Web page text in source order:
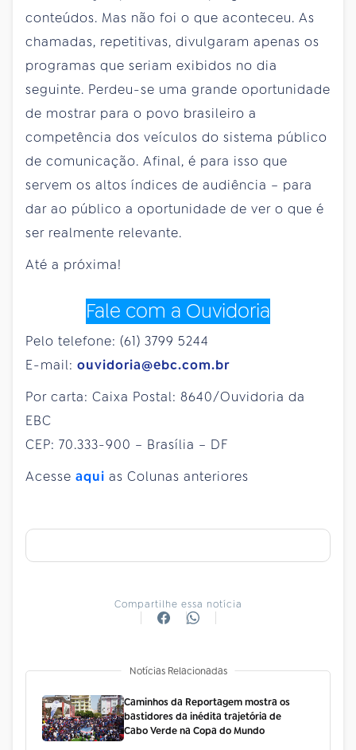
conteúdos. Mas não foi o que aconteceu. As
chamadas, repetitivas, divulgaram apenas os
programas que seriam exibidos no dia
seguinte. Perdeu-se uma grande oportunidade
de mostrar para o povo brasileiro a
competência dos veículos do sistema público
de comunicação. Afinal, é para isso que
servem os altos índices de audiência – para
dar ao público a oportunidade de ver o que é
ser realmente relevante.
Até a próxima!
Fale com a Ouvidoria
Pelo telefone: (61) 3799 5244
E-mail: ouvidoria@ebc.com.br
Por carta: Caixa Postal: 8640/Ouvidoria da
EBC
CEP: 70.333-900 – Brasília – DF
Acesse aqui as Colunas anteriores
Compartilhe essa notícia
Notícias Relacionadas
Caminhos da Reportagem mostra os
bastidores da inédita trajetória de
Cabo Verde na Copa do Mundo